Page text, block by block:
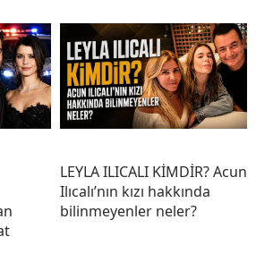
LEYLA ILICALI KİMDİR? Acun
Ilıcalı’nın kızı hakkında
bilinmeyenler neler?